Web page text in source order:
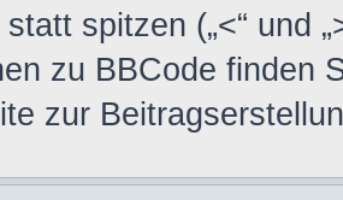
statt spitzen („<“
zu BBCode finden
zur